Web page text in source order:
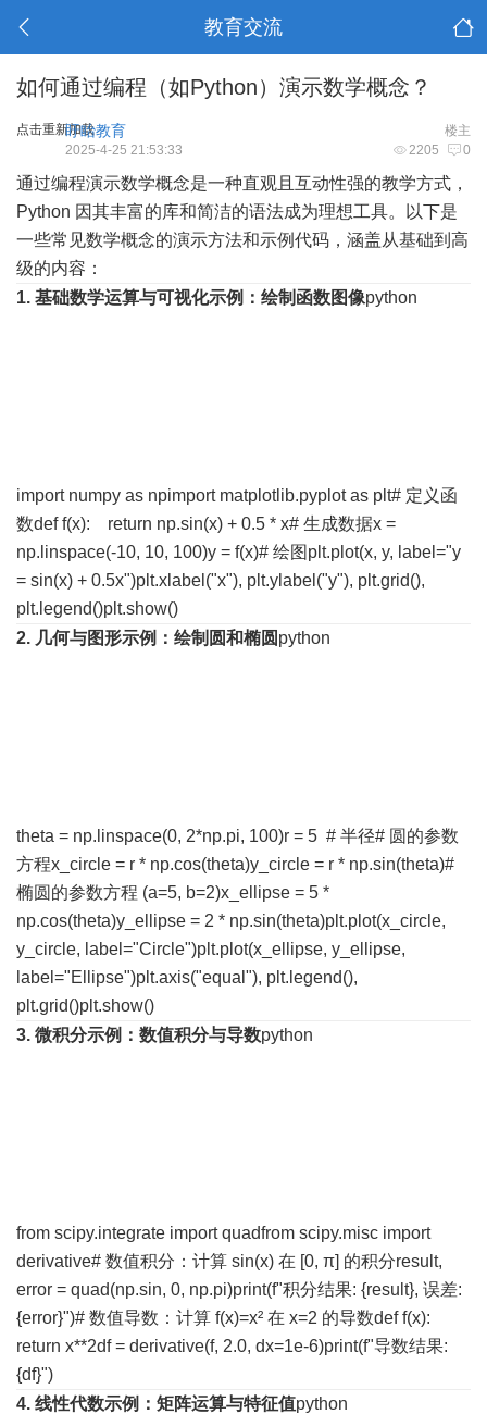
教育交流
如何通过编程（如Python）演示数学概念？
点击重新加载 楼主
盱眙教育
2205 0
2025-4-25 21:53:33
通过编程演示数学概念是一种直观且互动性强的教学方式，
Python 因其丰富的库和简洁的语法成为理想工具。以下是
一些常见数学概念的演示方法和示例代码，涵盖从基础到高
级的内容：
1. 基础数学运算与可视化示例：绘制函数图像python
import numpy as npimport matplotlib.pyplot as plt# 定义函
数def f(x): return np.sin(x) + 0.5 * x# 生成数据x =
np.linspace(-10, 10, 100)y = f(x)# 绘图plt.plot(x, y, label="y
= sin(x) + 0.5x")plt.xlabel("x"), plt.ylabel("y"), plt.grid(),
plt.legend()plt.show()
2. 几何与图形示例：绘制圆和椭圆 python
theta = np.linspace(0, 2*np.pi, 100)r = 5 # 半径# 圆的参数
方程x_circle = r * np.cos(theta)y_circle = r * np.sin(theta)#
椭圆的参数方程 (a=5, b=2)x_ellipse = 5 *
np.cos(theta)y_ellipse = 2 * np.sin(theta)plt.plot(x_circle,
y_circle, label="Circle")plt.plot(x_ellipse, y_ellipse,
label="Ellipse")plt.axis("equal"), plt.legend(),
plt.grid()plt.show()
3. 微积分示例：数值积分与导数python
from scipy.integrate import quadfrom scipy.misc import
derivative# 数值积分：计算 sin(x) 在 [0, π] 的积分result,
error = quad(np.sin, 0, np.pi)print(f"积分结果: {result}, 误差:
{error}")# 数值导数：计算 f(x)=x² 在 x=2 的导数def f(x):
return x**2df = derivative(f, 2.0, dx=1e-6)print(f"导数结果:
{df}")
4. 线性代数示例：矩阵运算与特征值python